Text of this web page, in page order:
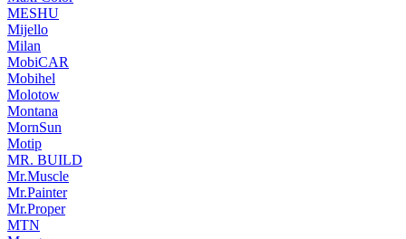
MESHU
Mijello
Milan
MobiCAR
Mobihel
Molotow
Montana
MornSun
Motip
MR. BUILD
Mr.Muscle
Mr.Painter
Mr.Proper
MTN